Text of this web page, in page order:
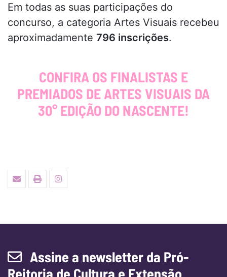
Em todas as suas participações do
concurso, a categoria Artes Visuais recebeu
aproximadamente 796 inscrições.
CONFIRA OS FINALISTAS E
PREMIADOS DE ARTES VISUAIS DA
30° EDIÇÃO DO NASCENTE!
Assine a newsletter da Pró-
Reitoria de Cultura e Extensão